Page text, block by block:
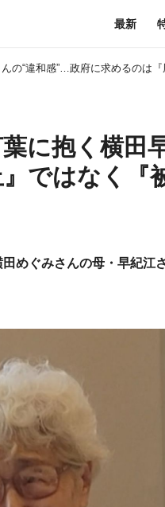
最新
の“違和感”…政府に求めるのは
に抱く横
ではなく『
めぐみさんの母・早紀江